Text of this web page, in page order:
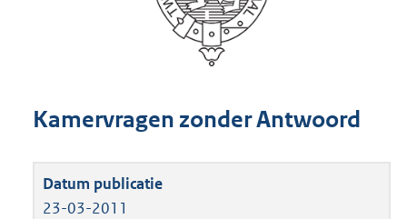
Kamervragen zonder Antwoord
23-03-2011